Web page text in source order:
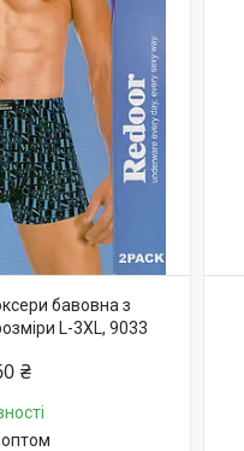
бавовна з
L-3XL, 9033
₴
оптом